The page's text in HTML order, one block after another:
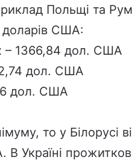
Польщі та
США:
– 1366,84 дол. США
дол. США
дол. США
то у Білорусі
Україні